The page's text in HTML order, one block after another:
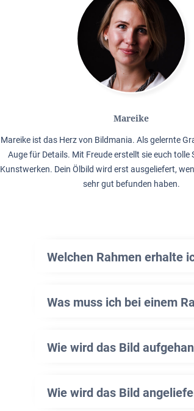
Mareike
Mareike ist das Herz von Bildmania. Als gelernte
Auge für Details. Mit Freude erstellt sie euch tolle
Kunstwerken. Dein Ölbild wird erst ausgeliefert,
sehr gut befunden haben.
Welchen Rahmen erhalte
Was muss ich bei einem
Wie wird das Bild
Wie wird das Bild